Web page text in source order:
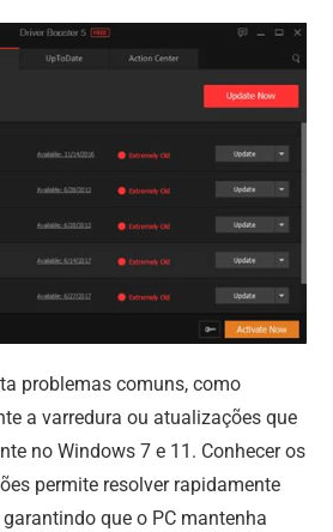
problemas comuns, como
a varredura ou atualizações que
no Windows 7 e 11. Conhecer os
permite resolver rapidamente
que o PC mantenha